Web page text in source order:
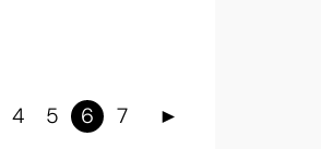
4 5 6 7 ►